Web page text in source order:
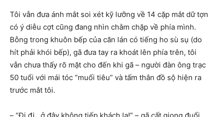
Tôi vẫn đưa ánh mắt soi xét kỹ lưỡng về 14 cặp mắt dữ tợn
có ý diễu cợt cũng đang nhìn chằm chặp về phía mình.
Bỗng trong khuôn bếp của căn lán có tiếng ho sù sụ (do
hít phải khói bếp), gã đưa tay ra khoát lên phía trên, tôi
vẫn chưa thấy rõ mặt cho đến khi gã – người đàn ông trạc
50 tuổi với mái tóc “muối tiêu” và tấm thân đồ sộ hiện ra
trước mắt tôi.